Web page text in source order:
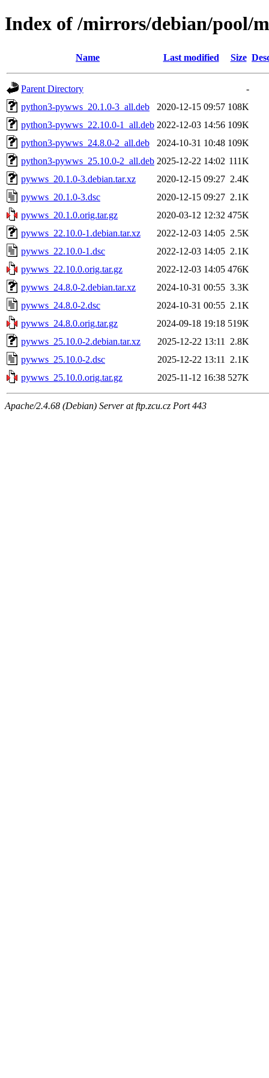
Index of /mirrors/debian/pool/
Name Last modified Size
Parent Directory
-
python3-pywws_20.1.0-3_all.deb
2020-12-15 09:57 108K
python3-pywws_22.10.0-1_all.deb 2022-12-03 14:56 109K
python3-pywws_24.8.0-2_all.deb
2024-10-31 10:48 109K
python3-pywws_25.10.0-2_all.deb 2025-12-22 14:02 111K
pywws_20.1.0-3.debian.tar.xz
2020-12-15 09:27 2.4K
pywws_20.1.0-3.dsc
2020-12-15 09:27 2.1K
pywws_20.1.0.orig.tar.gz
2020-03-12 12:32 475K
pywws_22.10.0-1.debian.tar.xz
2022-12-03 14:05 2.5K
pywws_22.10.0-1.dsc
2022-12-03 14:05 2.1K
pywws_22.10.0.orig.tar.gz
2022-12-03 14:05 476K
pywws_24.8.0-2.debian.tar.xz
2024-10-31 00:55 3.3K
pywws_24.8.0-2.dsc
2024-10-31 00:55 2.1K
pywws_24.8.0.orig.tar.gz
2024-09-18 19:18 519K
pywws_25.10.0-2.debian.tar.xz
2025-12-22 13:11
2.8K
pywws_25.10.0-2.dsc
2025-12-22 13:11
2.1K
pywws_25.10.0.orig.tar.gz
2025-11-12 16:38 527K
Apache/2.4.68 (Debian) Server at ftp.zcu.cz Port 443